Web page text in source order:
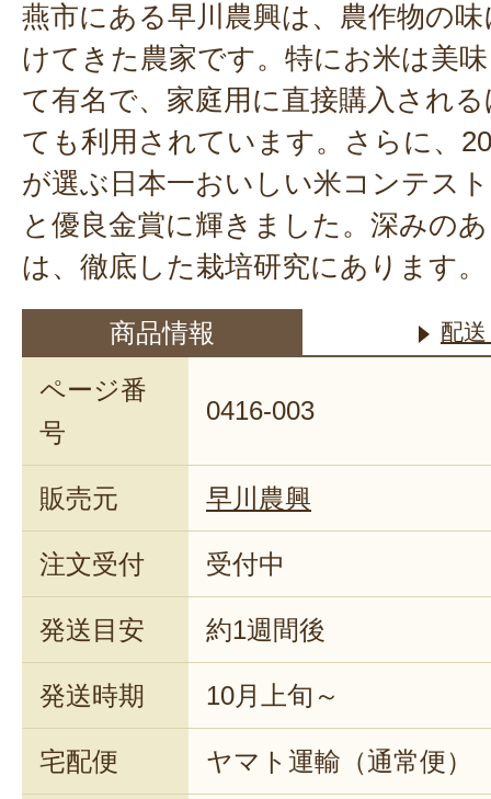
燕市にある早川農興は、農作物の
けてきた農家です。特にお米は美
て有名で、家庭用に直接購入され
ても利用されています。さらに、
が選ぶ日本一おいしい米コンテス
と優良金賞に輝きました。深みの
は、徹底した栽培研究にあります。
商品情報 配
ページ番
号
0416-003
販売元 早川農興
注文受付 受付中
発送目安 約1週間後
発送時期 10月上旬～
宅配便 ヤマト運輸（通常便）